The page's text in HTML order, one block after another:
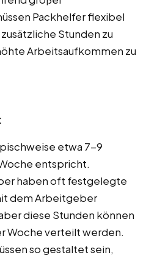
Packhelfer flexibel
Stunden zu
Arbeitsaufkommen zu
etwa 7-9
entspricht.
haben oft festgelegte
dem Arbeitgeber
diese Stunden können
Woche verteilt werden.
so gestaltet sein,